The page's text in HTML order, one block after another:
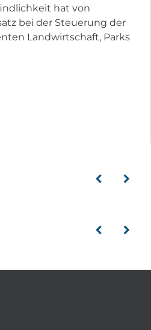
hat von
bei der Steuerung der
Landwirtschaft, Parks